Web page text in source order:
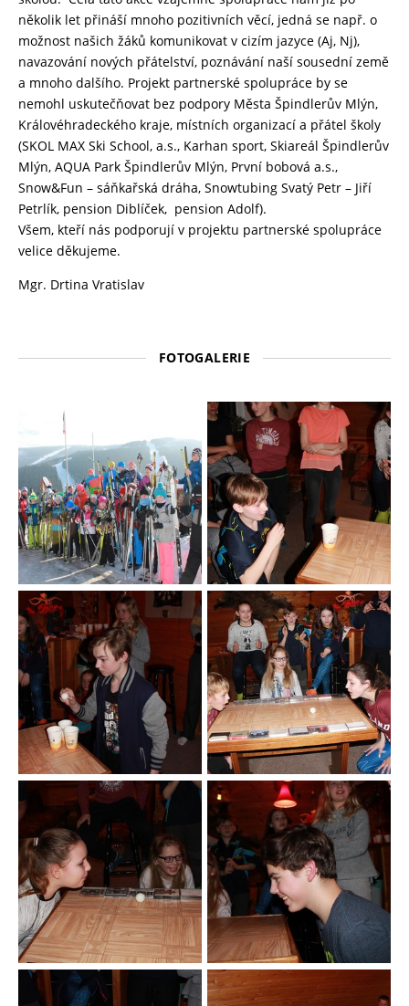
několik let přináší mnoho pozitivních věcí, jedná se např. o
možnost našich žáků komunikovat v cizím jazyce (Aj, Nj),
navazování nových přátelství, poznávání naší sousední země
a mnoho dalšího. Projekt partnerské spolupráce by se
nemohl uskutečňovat bez podpory Města Špindlerův Mlýn,
Královéhradeckého kraje, místních organizací a přátel školy
(SKOL MAX Ski School, a.s., Karhan sport, Skiareál Špindlerův
Mlýn, AQUA Park Špindlerův Mlýn, První bobová a.s.,
Snow&Fun – sáňkařská dráha, Snowtubing Svatý Petr – Jiří
Petrlík, pension Diblíček, pension Adolf).
Všem, kteří nás podporují v projektu partnerské spolupráce
velice děkujeme.
Mgr. Drtina Vratislav
FOTOGALERIE